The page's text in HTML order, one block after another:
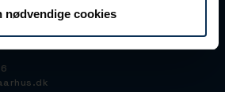
nødvendige cookies
BIC/SWIFT: NDEADKKK